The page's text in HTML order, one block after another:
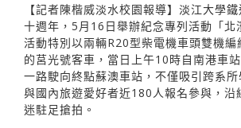
【記者陳楷威淡水校園報導】淡江大學
十週年，5月16日舉辦紀念專列活動「北
活動特別以兩輛R20型柴電機車頭雙機編
的莒光號客車，當日上午10時自南港車
一路駛向終點蘇澳車站，不僅吸引跨系
與國內旅遊愛好者近180人報名參與，沿
迷駐足搶拍。